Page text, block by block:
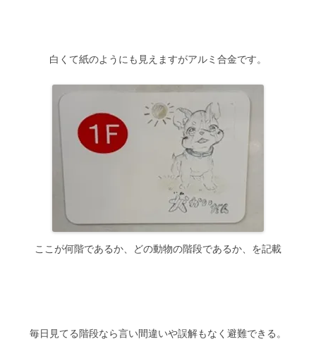
白くて紙のようにも見えますがアルミ合金です。
ここが何階であるか、どの動物の階段であるか、を記載
毎日見てる階段なら言い間違いや誤解もなく避難できる。